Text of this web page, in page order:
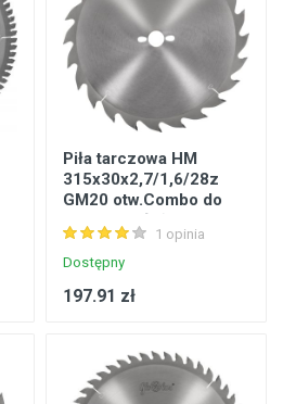
Piła tarczowa HM
315x30x2,7/1,6/28z
GM20 otw.Combo do
cięcia wzdłużnego
drewna
1 opinia
Dostępny
197.91 zł